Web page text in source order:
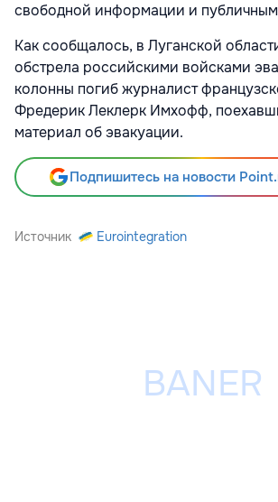
свободной информации и
Как сообщалось, в Луганской
обстрела российскими войсками
колонны погиб журналист
Фредерик Леклерк Имхофф,
материал об эвакуации.
Подпишитесь на новости
Источник Eurointegration